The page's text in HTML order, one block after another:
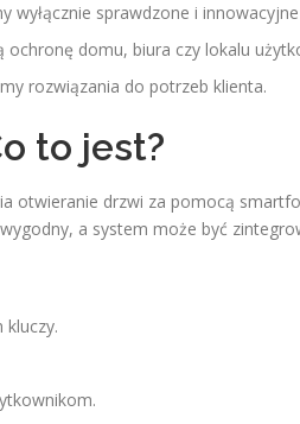
wyłącznie sprawdzone i
ochronę domu, biura czy lokalu
rozwiązania do potrzeb klienta.
to jest?
otwieranie drzwi za pomocą
a system może być
kluczy.